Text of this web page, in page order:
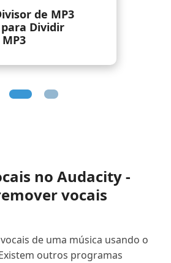
músicas em
[com
no Audacity -
vocais
de uma música usando o
outros programas